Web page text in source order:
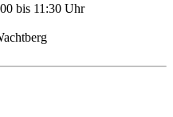
bis 11:30 Uhr